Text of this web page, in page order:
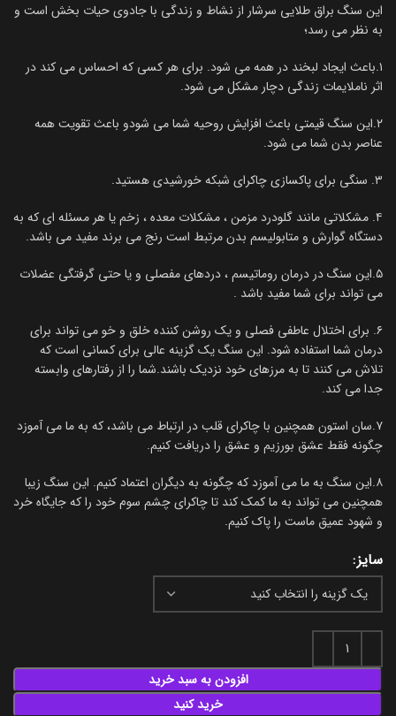
این سنگ براق طلایی سرشار از نشاط و زندگی با جادوی حیات بخش است و
به نظر می رسد؛
۱.باعث ایجاد لبخند در همه می شود. برای هر کسی که احساس می کند در
اثر ناملایمات زندگی دچار مشکل می شود.
۲.این سنگ قیمتی باعث افزایش روحیه شما می شودو باعث تقویت همه
عناصر بدن شما می شود.
۳. سنگی برای پاکسازی چاکرای شبکه خورشیدی هستید.
۴. مشکلاتی مانند گلودرد مزمن ، مشکلات معده ، زخم یا هر مسئله ای که به
دستگاه گوارش و متابولیسم بدن مرتبط است رنج می برند مفید می باشد.
۵.این سنگ در درمان روماتیسم ، دردهای مفصلی و یا حتی گرفتگی عضلات
می تواند برای شما مفید باشد .
۶. برای اختلال عاطفی فصلی و یک روشن کننده خلق و خو می تواند برای
درمان شما استفاده شود. این سنگ یک گزینه عالی برای کسانی است که
تلاش می کنند تا به مرزهای خود نزدیک باشند.شما را از رفتارهای وابسته
جدا می کند.
۷.سان استون همچنین با چاکرای قلب در ارتباط می باشد، که به ما می آموزد
چگونه فقط عشق بورزیم و عشق را دریافت کنیم.
۸.این سنگ به ما می آموزد که چگونه به دیگران اعتماد کنیم. این سنگ زیبا
همچنین می تواند به ما کمک کند تا چاکرای چشم سوم خود را که جایگاه خرد
و شهود عمیق ماست را پاک کنیم.
سایز
افزودن به سبد خرید
خرید کنید